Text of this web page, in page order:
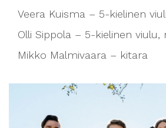
Veera Kuisma – 5-kielinen
Olli Sippola – 5-kielinen viulu,
Mikko Malmivaara – kitara